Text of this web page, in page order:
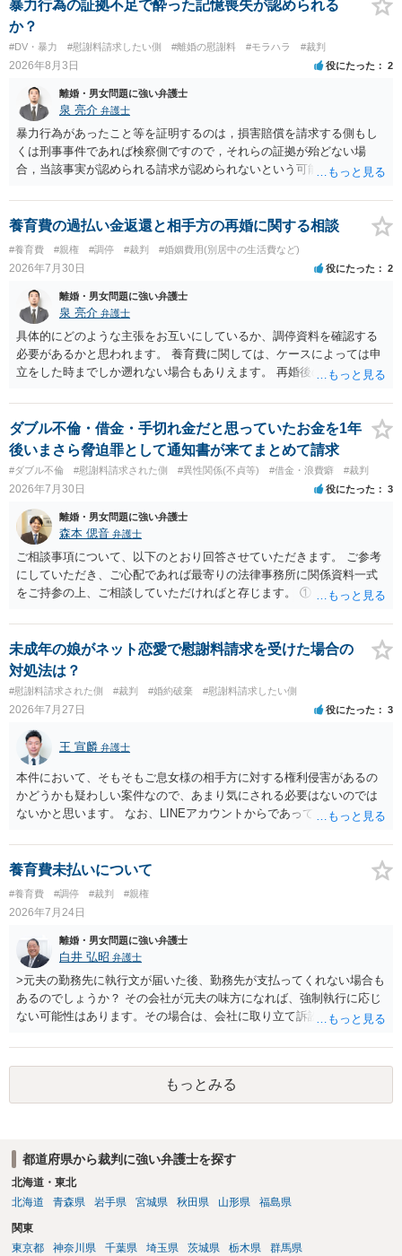
暴力行為の証拠不足で酔った記憶喪失が認められる
か？
#DV・暴力 #慰謝料請求したい側 #離婚の慰謝料 #モラハラ #裁判
2026年8月3日 役にたった 2
離婚・男女問題に強い弁護士
泉 亮介 弁護士
暴力行為があったこと等を証明するのは，損害賠償を請求する側もし
くは刑事事件であれば検察側ですので，それらの証拠が殆どない場
合，当該事実が認められる請求が認められないという可能性はあるで
養育費の過払い金返還と相手方の再婚に関する相談
#養育費 #親権 #調停 #裁判 #婚姻費用(別居中の生活費など)
2026年7月30日 役にたった 2
離婚・男女問題に強い弁護士
泉 亮介 弁護士
具体的にどのような主張をお互いにしているか、調停資料を確認する
必要があるかと思われます。 養育費に関しては、ケースによっては申
立をした時までしか遡れない場合もありえます。 再婚後の相手方の行
養育費に関するやりとり等があればそちらについても確認する必要が
あるでしょう。 公開相談の場での回答よりも個別に弁護士にご相談さ
れることをお勧めいたします。
ダブル不倫・借金・手切れ金だと思っていたお金を1年
後いまさら脅迫罪として通知書が来てまとめて請求
#ダブル不倫 #慰謝料請求された側 #異性関係(不貞等) #借金・浪費癖 #裁判
2026年7月30日 役にたった 3
離婚・男女問題に強い弁護士
森本 偲音 弁護士
ご相談事項について、以下のとおり回答させていただきます。 ご参考
にしていただき、ご心配であれば最寄りの法律事務所に関係資料一式
をご持参の上、ご相談していただければと存じます。 ① このLINEの
される可能性はあるのか ⇒LINEを含む１００万円の貸付に至るまでの
やり取り等の経緯、誓約書の内容等を踏まえて、関係を清算するため
の 金銭であったと評価される可能性はあると考えます。 ② 「今後一
切関与しないなら100万円振り込む」というLINEや誓約書は、裁判上
どの程度証拠価値があるのか ⇒前後のやり取りや誓約書の具体的内容
を見ない限り、具体的な判断はできませんが、一定の証拠価値はある
と考えます。 ③ 借用書があっても、後から100万円を貸付扱いに変更
することは認められるのか。 ⇒おそらく１００万円は不当利得（受け
取る正当な権利がないのに利益を取得した）として返還請求されてい
るものかと推察しますので、 貸金返還ではないかと存じます。 ④ 私
は現在、収入も不安定で貯金もなくリボ払い借金が既に約100万あり。
今年に再婚したが主人はお金に厳しい為、一括で220万円を支払う事は
困難 仮に裁判で敗訴した場合でも、分割払いになる可能性はあります
か。 ⇒判決となり敗訴してしまった場合は、強制執行により不動産等
の財産を差し押さえられ、そこから債権回収が図られることになりま
すが、 和解であれば柔軟な解決が可能ですので、その場合は分割払
いにより支払うことも十分可能です。 ⑤ このような事情であれば、私
は120万円のみ和解交渉を続けるべきでしょうか。 ⇒ご相談者様の認
識を前提にすれば、１００万円も含めて返済する必要はないと考えら
れるため、 120万円のみについて交渉を続けることがベターかと存じ
ます。
未成年の娘がネット恋愛で慰謝料請求を受けた場合の
対処法は？
#慰謝料請求された側 #裁判 #婚約破棄 #慰謝料請求したい側
2026年7月27日 役にたった 3
王 宣麟 弁護士
本件において、そもそもご息女様の相手方に対する権利侵害があるの
かどうかも疑わしい案件なので、あまり気にされる必要はないのでは
ないかと思います。 なお、LINEアカウントからであっても、そこに紐
るパターンはありえるものの、本件のような精神的損害が発生したと
明確にいえないような案件において開示がなされる可能性も低いので
養育費未払いについて
#養育費 #調停 #裁判 #親権
2026年7月24日
離婚・男女問題に強い弁護士
白井 弘昭 弁護士
>元夫の勤務先に執行文が届いた後、勤務先が支払ってくれない場合も
あるのでしょうか？ その会社が元夫の味方になれば、強制執行に応じ
ない可能性はあります。その場合は、会社に取り立て訴訟を行うこと
押さえ、元夫名義の車の差し押さえ競売などを検討します。 ＞何もで
きなかった場合は、公正証書の原本は戻ってくるのでしょうか？ 取れ
ても取れなくても、執行裁判所に原本の還付請求を行えば還付されま
す。 ＞他の弁護士さんに再度依頼できるのでしょうか？ できます。た
もっとみる
都道府県から裁判に強い弁護士を探す
北海道・東北
北海道
青森県 岩手県 宮城県 秋田県 山形県 福島県
関東
東京都
神奈川県 千葉県 埼玉県 茨城県 栃木県 群馬県